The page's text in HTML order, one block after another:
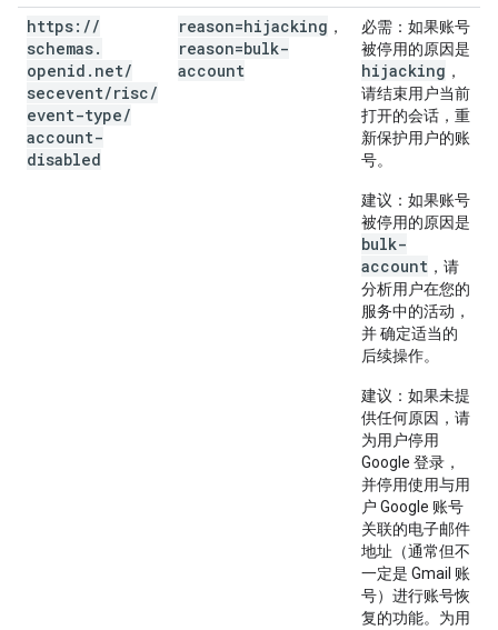
https: //
schemas.
openid . net/
secevent/risc/
event-type/
account-
disabled
reason=hijacking ，
reason=bulk-
account
必需 ：如果账号
被停用的原因是
hijacking ，
请结束用户当前
打开的会话，重
新保护用户的账
号。
建议 ：如果账号
被停用的原因是
bulk-
account ，请
分析用户在您的
服务中的活动，
并 确定适当的
后续操作。
建议 ：如果未提
供任何原因，请
为用户停用
Google 登录，
并停用使用与用
户 Google 账号
关联的电子邮件
地址（通常但不
一定是 Gmail 账
号）进行账号恢
复的功能。为用